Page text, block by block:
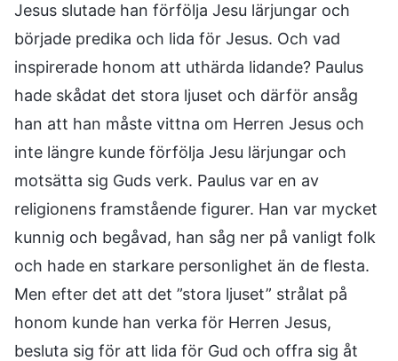
Jesus slutade han förfölja Jesu lärjungar och
började predika och lida för Jesus. Och vad
inspirerade honom att uthärda lidande? Paulus
hade skådat det stora ljuset och därför ansåg
han att han måste vittna om Herren Jesus och
inte längre kunde förfölja Jesu lärjungar och
motsätta sig Guds verk. Paulus var en av
religionens framstående figurer. Han var mycket
kunnig och begåvad, han såg ner på vanligt folk
och hade en starkare personlighet än de flesta.
Men efter det att det ”stora ljuset” strålat på
honom kunde han verka för Herren Jesus,
besluta sig för att lida för Gud och offra sig åt